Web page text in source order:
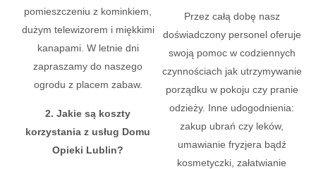
pomieszczeniu z kominkiem,
dużym telewizorem i miękkimi
kanapami. W letnie dni
zapraszamy do naszego
ogrodu z placem zabaw.
2. Jakie są koszty
korzystania z usług Domu
Opieki Lublin?
Przez całą dobę nasz
doświadczony personel oferuje
swoją pomoc w codziennych
czynnościach jak utrzymywanie
porządku w pokoju czy pranie
odzieży. Inne udogodnienia:
zakup ubrań czy leków,
umawianie fryzjera bądź
kosmetyczki, załatwianie